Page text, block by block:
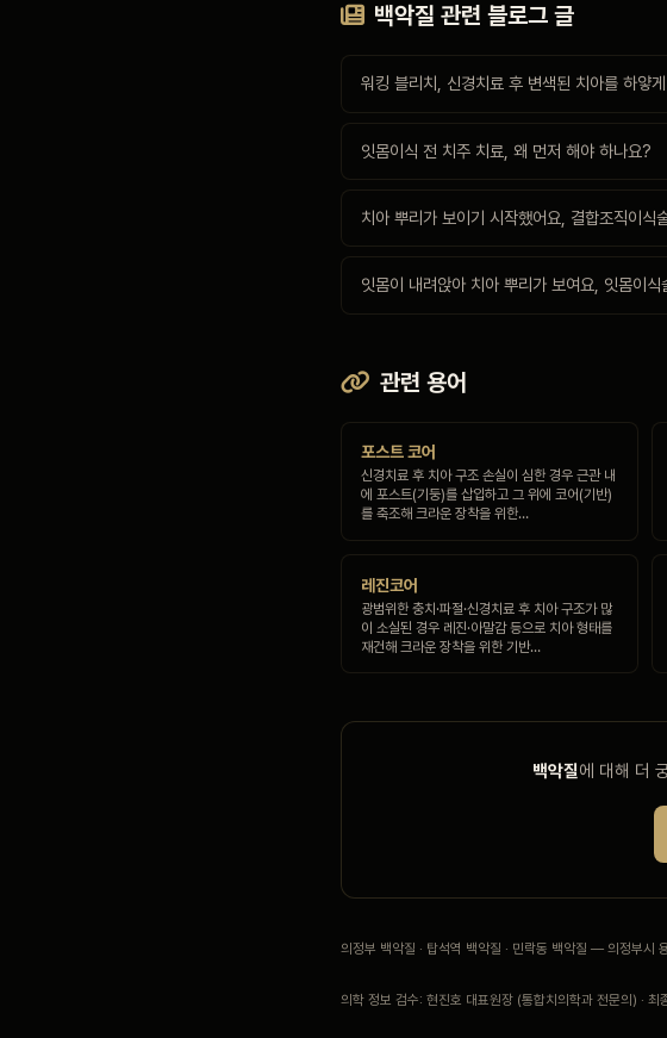
백악질 관련 블로그 글
워킹 블리치, 신경치료 후 변색된 치아를 하얗
잇몸이식 전 치주 치료, 왜 먼저 해야 하나요?
치아 뿌리가 보이기 시작했어요, 결합조직이
잇몸이 내려앉아 치아 뿌리가 보여요, 잇몸이
관련 용어
포스트 코어
신경치료 후 치아 구조 손실이 심한 경우 근관 내
에 포스트(기둥)를 삽입하고 그 위에 코어(기반)
를 축조해 크라운 장착을 위한…
레진코어
광범위한 충치·파절·신경치료 후 치아 구조가 많
이 소실된 경우 레진·아말감 등으로 치아 형태를
재건해 크라운 장착을 위한 기반…
백악질에 대해 더
의정부 백악질 · 탑석역 백악질 · 민락동 백악질 — 의정부시
의학 정보 검수: 현진호 대표원장 (통합치의학과 전문의) ·